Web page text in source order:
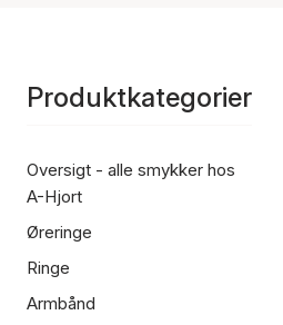
Produktkategorier
Oversigt - alle smykker hos
A-Hjort
Øreringe
Ringe
Armbånd